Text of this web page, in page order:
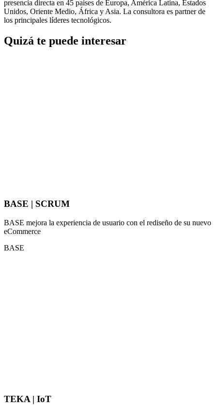
presencia directa en 45 países de Europa, América Latina, Estados
Unidos, Oriente Medio, África y Asia. La consultora es partner de
los principales líderes tecnológicos.
Quizá te puede interesar
BASE | SCRUM
BASE mejora la experiencia de usuario con el rediseño de su nuevo
eCommerce
BASE
TEKA | IoT